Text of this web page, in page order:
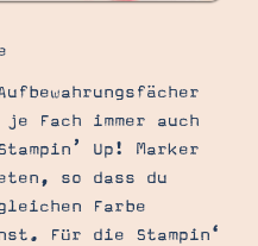
Fach immer auch
Up! Marker
so dass du
Farbe
Für die Stampin‘